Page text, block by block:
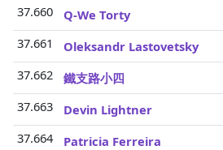
37.660
Q-We Torty
37.661
Oleksandr Lastovetsky
37.662
鐵支路小四
37.663
Devin Lightner
37.664
Patricia Ferreira